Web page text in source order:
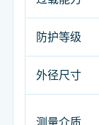
防护等级
外径尺寸